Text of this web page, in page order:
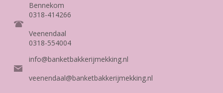
Bennekom
0318-414266
Veenendaal
0318-554004
info@banketbakkerijmekking.nl
veenendaal@banketbakkerijmekking.nl